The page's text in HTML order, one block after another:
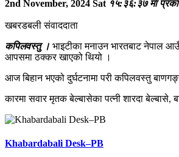
2nd November, 2024 Sat १५:३६:३७ मा
खबरडबली संवाददाता
कपिलवस्तु । भाइटीका मनाउन भारतबाट नेपाल
आपसमा ठक्कर खाएको थियो ।
आज बिहान भएको दुर्घटनामा परी कपिलवस्तु
कारमा सवार मृतक बेल्बासेका पत्नी शारदा
Khabardabali Desk–PB